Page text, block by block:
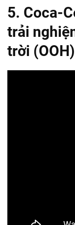
5. Coca-
trải
trời